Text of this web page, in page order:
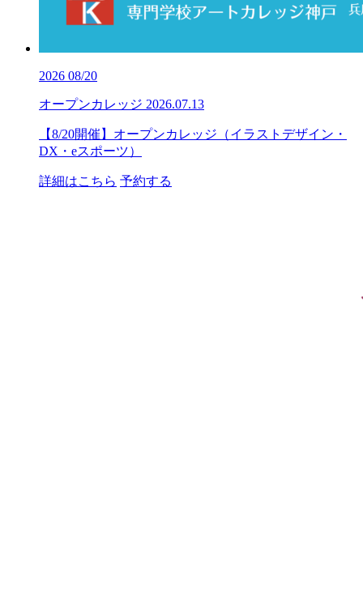
2026 08/20
オープンカレッジ 2026.07.13
【8/20開催】オープンカレッジ（イラストデザイン・
DX・eスポーツ）
詳細はこちら 予約する